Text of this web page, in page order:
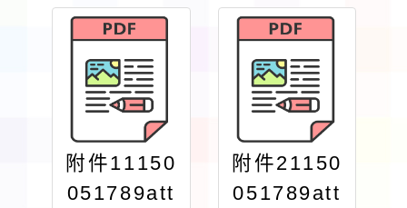
附件11150
051789att
附件21150
051789att